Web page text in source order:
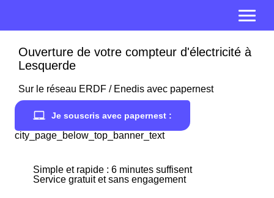
Ouverture de votre compteur d'électricité à
Lesquerde
Sur le réseau ERDF / Enedis avec papernest
Je souscris avec papernest :
city_page_below_top_banner_text
Simple et rapide : 6 minutes suffisent
Service gratuit et sans engagement